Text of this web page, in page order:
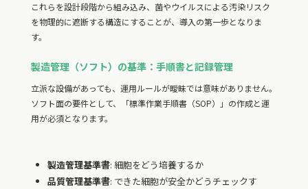
これらを設計段階から組み込み、菌やウイルスによる汚染リスク
を物理的に遮断する構造にすることが、導入の第一歩となりま
す。
製造管理（ソフト）の基準：手順書と記録管理
立派な設備があっても、運用ルールが曖昧では意味がありません。
ソフト面の要件として、「標準作業手順書（SOP）」の作成と運
用が必須となります。
製造管理基準書: 細胞をどう培養するか
品質管理基準書: できた細胞が安全かどうチェックす